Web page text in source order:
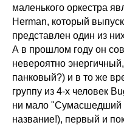
маленького оркестра
Herman, который
представлен один из
А в прошлом году он
невероятно
панковый?) и в то же
группу из 4-х человек
ни мало "Сумасшедший
название!), первый и